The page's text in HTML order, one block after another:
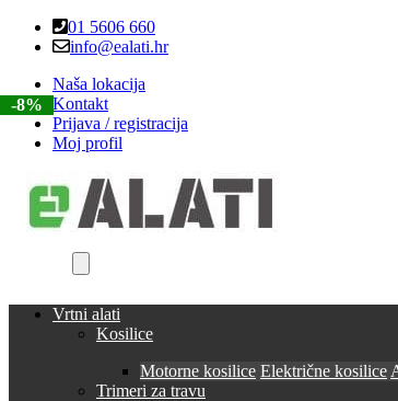
Skip
Skip
01 5606 660
info@ealati.hr
Naša lokacija
Kontakt
Prijava / registracija
Moj profil
Vrtni alati
Kosilice
Motorne kosilice Električne kosilice
Trimeri za travu
-8%
-8%